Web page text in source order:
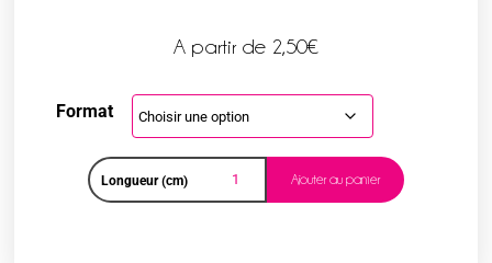
A partir de 2,50€
Format
Longueur (cm) Ajouter au panier